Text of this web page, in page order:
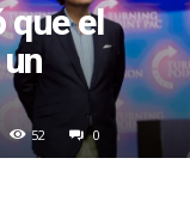
que el
52 0